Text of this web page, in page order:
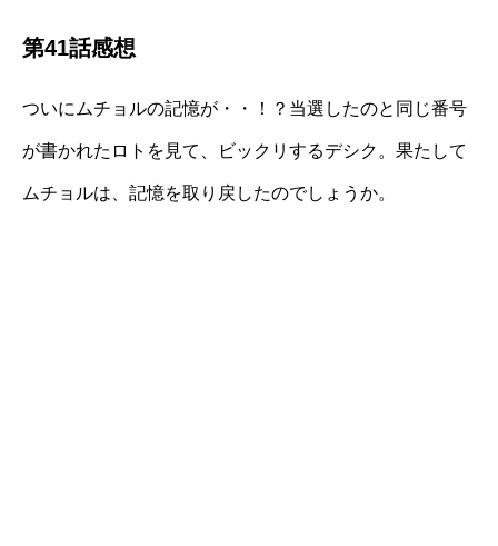
第41話感想
ついにムチョルの記憶が・・！？当選したのと同じ番号
が書かれたロトを見て、ビックリするデシク。果たして
ムチョルは、記憶を取り戻したのでしょうか。